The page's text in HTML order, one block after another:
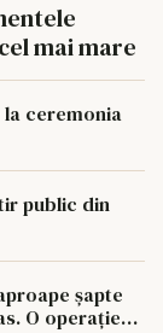
mai mare
la ceremonia
public din
șapte
O operație